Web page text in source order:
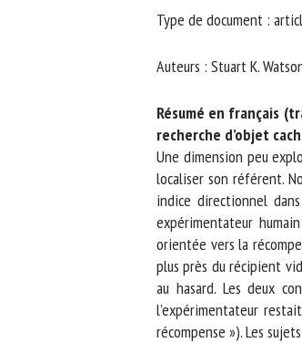
Type de document :
Auteurs : Stuart K.
Résumé en français
recherche d’objet caché
Une dimension peu
localiser son référent.
indice directionnel
expérimentateur
orientée vers la
plus près du récipient
au hasard. Les deux
l’expérimentateur
récompense »). Les